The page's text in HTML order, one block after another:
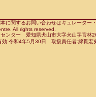
Papio anubis(0)
Papio cynocephalus
Papio hamadryas(0)
leucopus(0)
midas(0)
mystax(0)
に関するお問い合わせはキュレータ
All rights reserved.
センター 愛知県犬山市大字犬山字官
:令和4年5月30日 取扱責任者:綿貫宏